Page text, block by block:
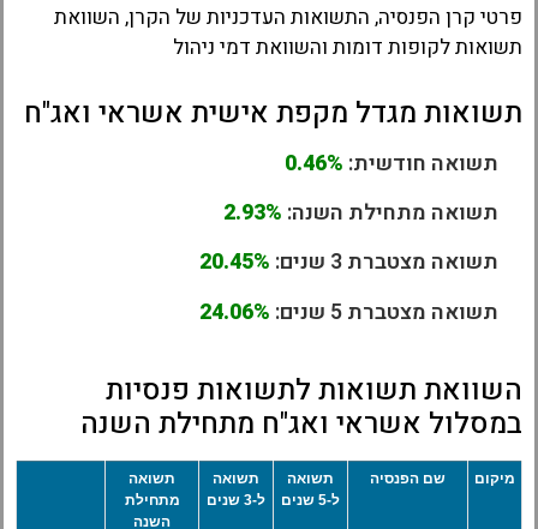
פרטי קרן הפנסיה, התשואות העדכניות של הקרן, השוואת
תשואות לקופות דומות והשוואת דמי ניהול
תשואות מגדל מקפת אישית אשראי ואג"ח
תשואה חודשית: 0.46%
תשואה מתחילת השנה: 2.93%
תשואה מצטברת 3 שנים:
20.45%
תשואה מצטברת 5 שנים:
24.06%
השוואת תשואות לתשואות פנסיות
במסלול אשראי ואג"ח מתחילת השנה
מיקום שם הפנסיה
תשואה
ל-5 שנים
תשואה
ל-3 שנים
תשואה
מתחילת
השנה